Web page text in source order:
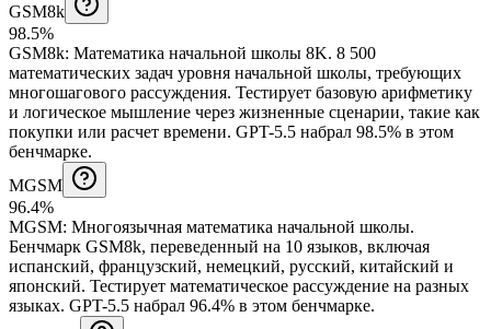
GSM8k
98.5%
GSM8k: Математика начальной школы 8K. 8 500
математических задач уровня начальной школы, требующих
многошагового рассуждения. Тестирует базовую арифметику
и логическое мышление через жизненные сценарии, такие как
покупки или расчет времени. GPT-5.5 набрал 98.5% в этом
бенчмарке.
MGSM
96.4%
MGSM: Многоязычная математика начальной школы.
Бенчмарк GSM8k, переведенный на 10 языков, включая
испанский, французский, немецкий, русский, китайский и
японский. Тестирует математическое рассуждение на разных
языках. GPT-5.5 набрал 96.4% в этом бенчмарке.